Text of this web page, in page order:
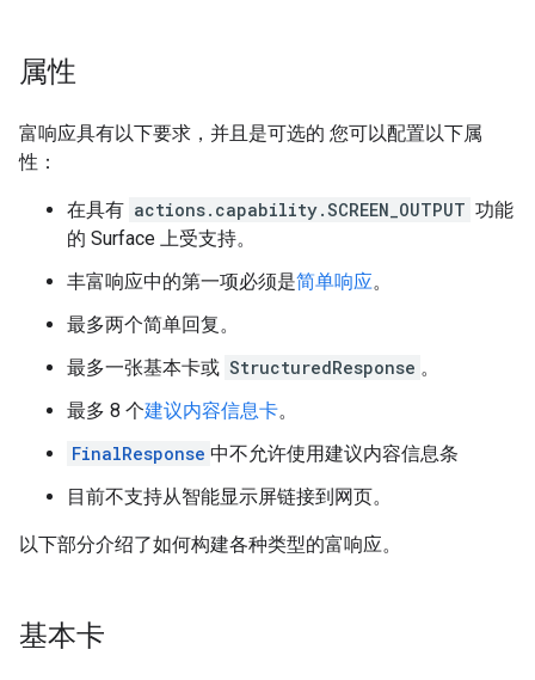
属性
富响应具有以下要求，并且是可选的 您可以配置以下属
性：
在具有 actions.capability.SCREEN_OUTPUT 功能
的 Surface 上受支持。
丰富响应中的第一项必须是简单响应。
最多两个简单回复。
最多一张基本卡或 StructuredResponse 。
最多 8 个建议内容信息卡。
FinalResponse 中不允许使用建议内容信息条
目前不支持从智能显示屏链接到网页。
以下部分介绍了如何构建各种类型的富响应。
基本卡